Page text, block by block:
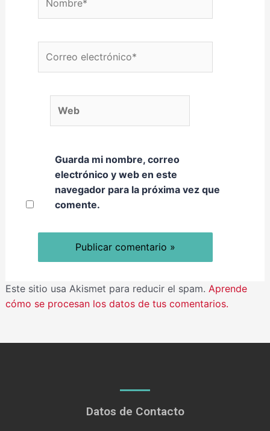
Guarda mi nombre, correo
electrónico y web en este
navegador para la próxima vez que
comente.
Este sitio usa Akismet para reducir el spam. Aprende
cómo se procesan los datos de tus comentarios.
Datos de Contacto